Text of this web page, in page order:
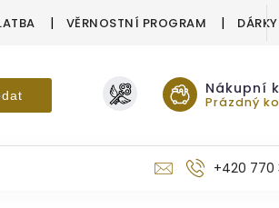
VĚRNOSTNÍ PROGRAM
Nákupní
Prázdný
+420 770